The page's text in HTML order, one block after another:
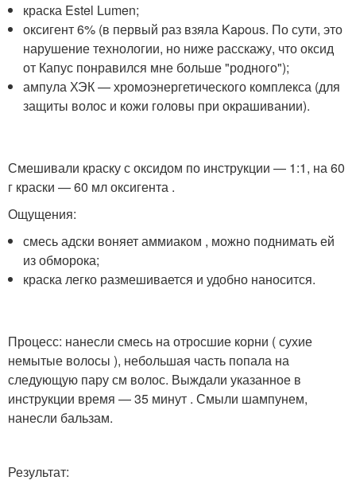
краска Estel Lumen;
оксигент 6% (в первый раз взяла Kapous. По сути, это
нарушение технологии, но ниже расскажу, что оксид
от Капус понравился мне больше "родного");
ампула ХЭК — хромоэнергетического комплекса (для
защиты волос и кожи головы при окрашивании).
Смешивали краску с оксидом по инструкции — 1:1, на 60
г краски — 60 мл оксигента .
Ощущения:
смесь адски воняет аммиаком , можно поднимать ей
из обморока;
краска легко размешивается и удобно наносится.
Процесс: нанесли смесь на отросшие корни ( сухие
немытые волосы ), небольшая часть попала на
следующую пару см волос. Выждали указанное в
инструкции время — 35 минут . Смыли шампунем,
нанесли бальзам.
Результат: